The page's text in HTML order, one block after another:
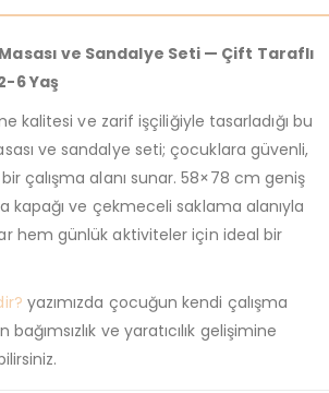
ve Sandalye Seti — Çift Taraflı
6 Yaş
kalitesi ve zarif işçiliğiyle tasarladığı bu
ve sandalye seti; çocuklara güvenli,
çalışma alanı sunar. 58×78 cm geniş
kapağı ve çekmeceli saklama alanıyla
hem günlük aktiviteler için ideal bir
yazımızda çocuğun kendi çalışma
bağımsızlık ve yaratıcılık gelişimine